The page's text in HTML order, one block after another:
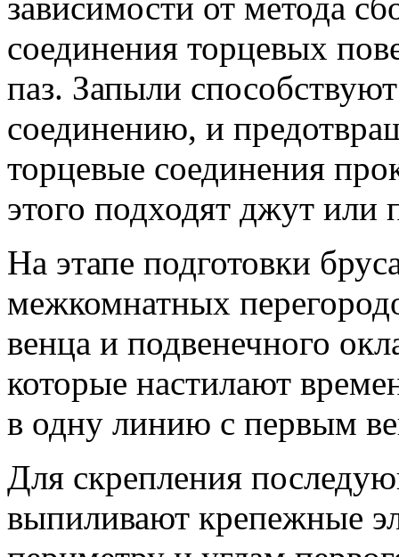
соединения торцевых
паз. Запыли
соединению, и
торцевые соединения
этого подходят джут или
На этапе подготовки
межкомнатных
венца и подвенечного
которые настилают
в одну линию с первым
Для скрепления
выпиливают крепежные